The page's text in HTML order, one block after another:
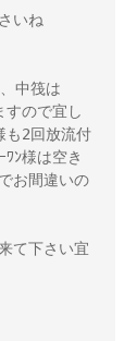
いね
中筏は
ので宜し
も2回放流付
ﾝ様は空き
お間違いの
て下さい宜